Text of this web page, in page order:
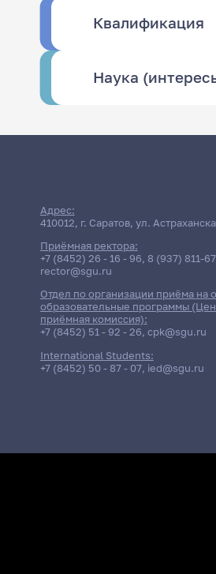
Квалификация
Наука
Адрес:
410012, г. Саратов, ул.
Приёмная ректора:
+7 (8452) 26 - 16 - 96, 8 (937) 811-
rector@sgu.ru
Отдел по организации приёма на
образовательные программы
приёмная комиссия):
+7 (8452) 51 - 92 - 26, cpk@sgu.ru
International Students:
+7 (8452) 50 - 87 - 07, ied@sgu.ru